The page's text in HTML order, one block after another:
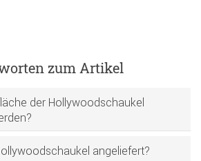
zum Artikel
der Hollywoodschaukel
angeliefert?